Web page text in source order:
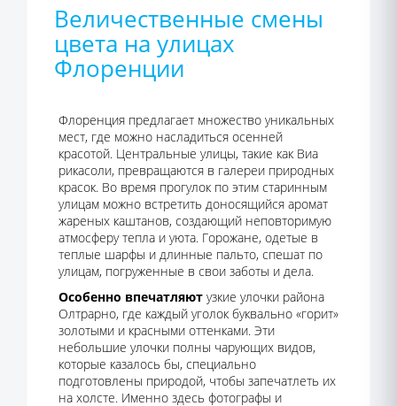
Величественные смены
цвета на улицах
Флоренции
Флоренция предлагает множество уникальных
мест, где можно насладиться осенней
красотой. Центральные улицы, такие как Виа
рикасоли, превращаются в галереи природных
красок. Во время прогулок по этим старинным
улицам можно встретить доносящийся аромат
жареных каштанов, создающий неповторимую
атмосферу тепла и уюта. Горожане, одетые в
теплые шарфы и длинные пальто, спешат по
улицам, погруженные в свои заботы и дела.
Особенно впечатляют узкие улочки района
Олтрарно, где каждый уголок буквально «горит»
золотыми и красными оттенками. Эти
небольшие улочки полны чарующих видов,
которые казалось бы, специально
подготовлены природой, чтобы запечатлеть их
на холсте. Именно здесь фотографы и